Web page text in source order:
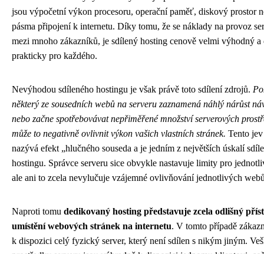
jsou výpočetní výkon procesoru, operační paměť, diskový prostor
pásma připojení k internetu. Díky tomu, že se náklady na provoz
mezi mnoho zákazníků, je sdílený hosting cenově velmi výhodný a
prakticky pro každého.
Nevýhodou sdíleného hostingu je však právě toto sdílení zdrojů.
některý ze sousedních webů na serveru zaznamená náhlý nárůst
nebo začne spotřebovávat nepřiměřené množství serverových
může to negativně ovlivnit výkon vašich vlastních stránek. Tento
nazývá efekt „hlučného souseda a je jedním z největších úskalí
hostingu. Správce serveru sice obvykle nastavuje limity pro
ale ani to zcela nevylučuje vzájemné ovlivňování jednotlivých
Naproti tomu dedikovaný hosting představuje zcela odlišný
umístění webových stránek na internetu. V tomto případě
k dispozici celý fyzický server, který není sdílen s nikým jiným.